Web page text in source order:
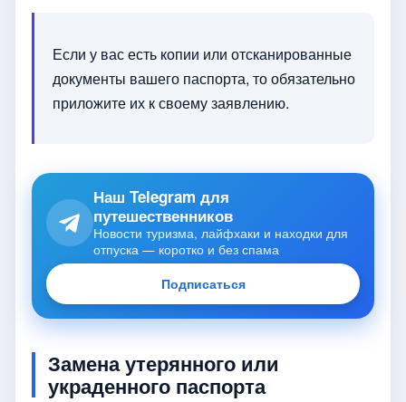
Если у вас есть копии или отсканированные
документы вашего паспорта, то обязательно
приложите их к своему заявлению.
Наш Telegram для
путешественников
Новости туризма, лайфхаки и находки для
отпуска — коротко и без спама
Подписаться
Замена утерянного или
украденного паспорта